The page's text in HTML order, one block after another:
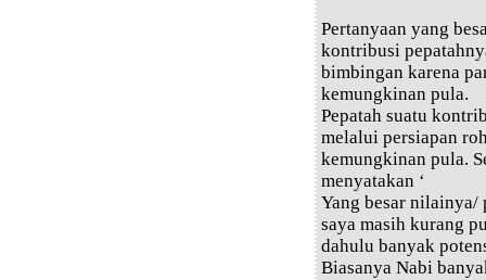
Pertanyaan yang
kontribusi
bimbingan karena
kemungkinan pula.
Pepatah suatu
melalui persiapan
kemungkinan pula.
menyatakan ‘
Yang besar nilainya/
saya masih kurang
dahulu banyak
Biasanya Nabi